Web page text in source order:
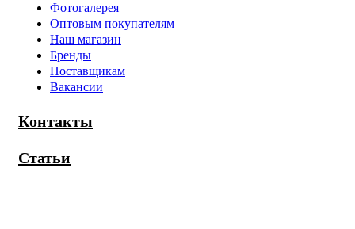
Фотогалерея
Оптовым покупателям
Наш магазин
Бренды
Поставщикам
Вакансии
Контакты
Статьи